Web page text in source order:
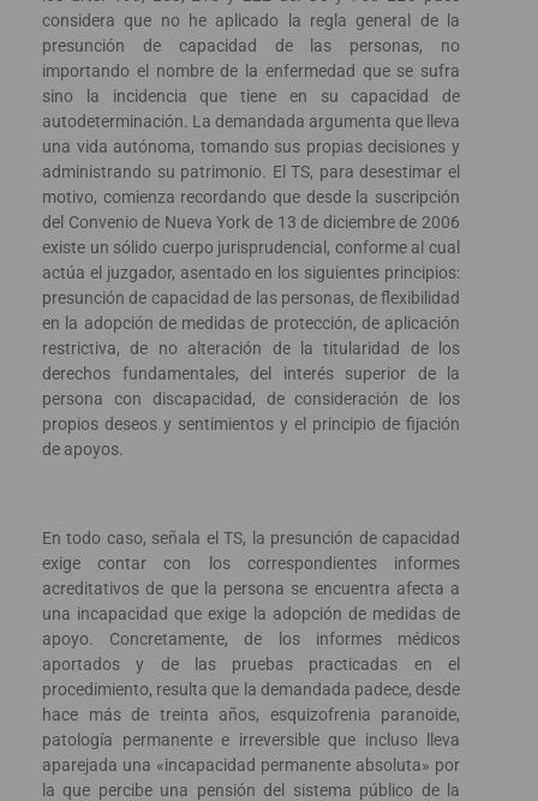
considera que no he aplicado la regla general de la
presunción de capacidad de las personas, no
importando el nombre de la enfermedad que se sufra
sino la incidencia que tiene en su capacidad de
autodeterminación. La demandada argumenta que lleva
una vida autónoma, tomando sus propias decisiones y
administrando su patrimonio. El TS, para desestimar el
motivo, comienza recordando que desde la suscripción
del Convenio de Nueva York de 13 de diciembre de 2006
existe un sólido cuerpo jurisprudencial, conforme al cual
actúa el juzgador, asentado en los siguientes principios:
presunción de capacidad de las personas, de flexibilidad
en la adopción de medidas de protección, de aplicación
restrictiva, de no alteración de la titularidad de los
derechos fundamentales, del interés superior de la
persona con discapacidad, de consideración de los
propios deseos y sentimientos y el principio de fijación
de apoyos.
En todo caso, señala el TS, la presunción de capacidad
exige contar con los correspondientes informes
acreditativos de que la persona se encuentra afecta a
una incapacidad que exige la adopción de medidas de
apoyo. Concretamente, de los informes médicos
aportados y de las pruebas practicadas en el
procedimiento, resulta que la demandada padece, desde
hace más de treinta años, esquizofrenia paranoide,
patología permanente e irreversible que incluso lleva
aparejada una «incapacidad permanente absoluta» por
la que percibe una pensión del sistema público de la